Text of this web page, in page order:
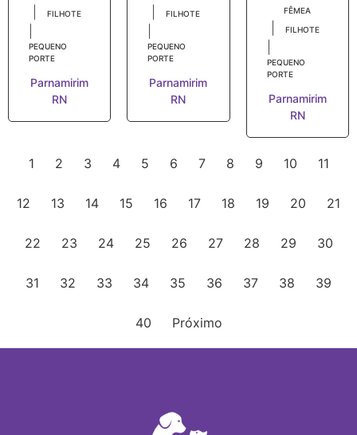
FILHOTE
PEQUENO
PORTE
Parnamirim
RN
FILHOTE
PEQUENO
PORTE
Parnamirim
RN
FÊMEA
FILHOTE
PEQUENO
PORTE
Parnamirim
RN
1 2 3 4 5 6 7 8 9 10 11
12 13 14 15 16 17 18 19 20 21
22 23 24 25 26 27 28 29 30
31 32 33 34 35 36 37 38 39
40 Próximo